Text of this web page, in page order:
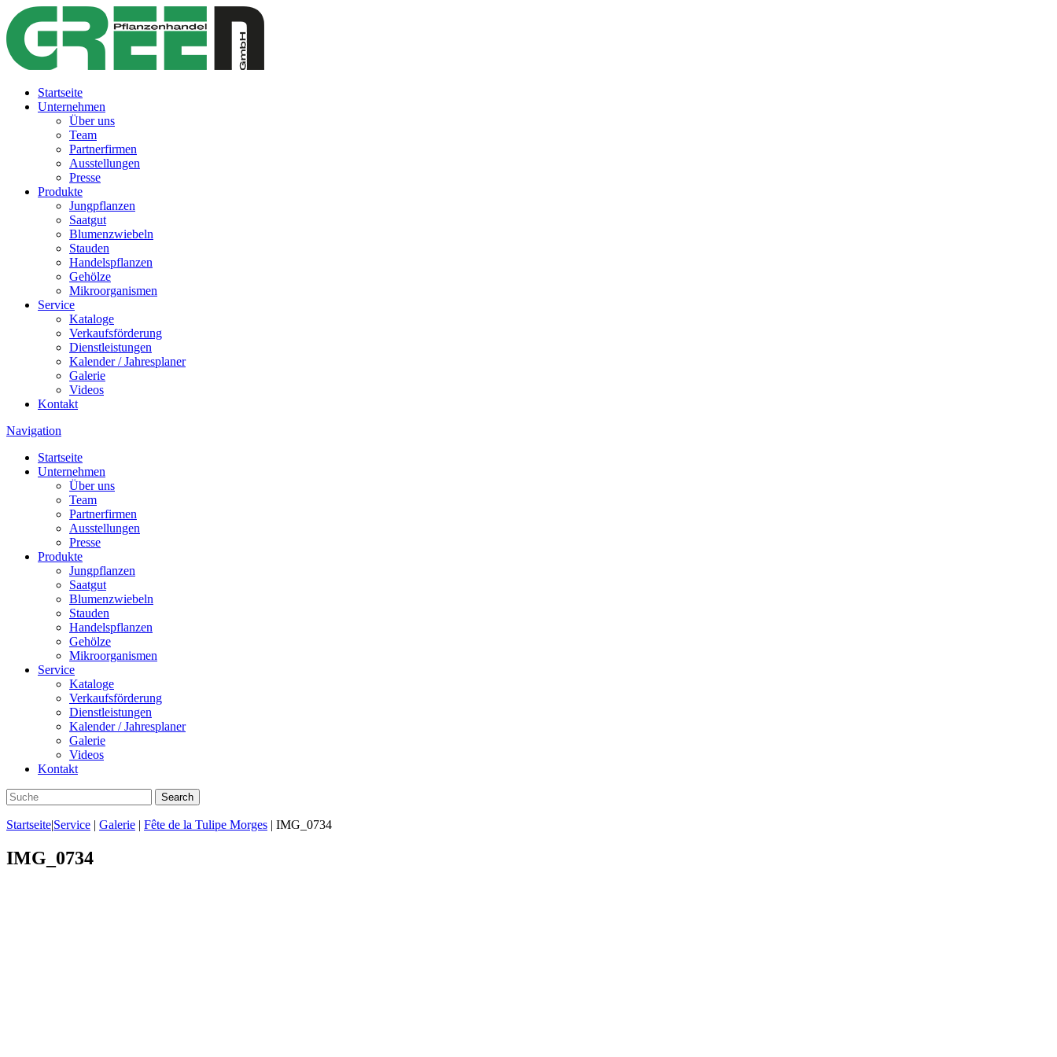
Startseite
Unternehmen
Über uns
Team
Partnerfirmen
Ausstellungen
Presse
Produkte
Jungpflanzen
Saatgut
Blumenzwiebeln
Stauden
Handelspflanzen
Gehölze
Mikroorganismen
Service
Kataloge
Verkaufsförderung
Dienstleistungen
Kalender / Jahresplaner
Galerie
Videos
Kontakt
Navigation
Startseite
Unternehmen
Über uns
Team
Partnerfirmen
Ausstellungen
Presse
Produkte
Jungpflanzen
Saatgut
Blumenzwiebeln
Stauden
Handelspflanzen
Gehölze
Mikroorganismen
Service
Kataloge
Verkaufsförderung
Dienstleistungen
Kalender / Jahresplaner
Galerie
Videos
Kontakt
Startseite|Service | Galerie | Fête de la Tulipe Morges | IMG_0734
IMG_0734